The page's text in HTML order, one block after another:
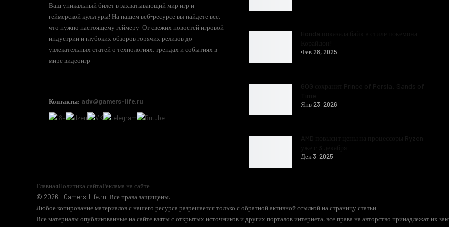
Ваш уникальный билет в захватывающий мир игр и
геймерской культуры! На нашем веб-ресурсе вы найдете все,
что нужно настоящему геймеру. От свежих новостей игровой
индустрии и глубоких обзоров горячих релизов до
увлекательных статей о технологиях, трендах и событиях в
мире видеоигр.
Контакты: adv@gamers-life.ru
Фев 28, 2025
Янв 23, 2026
Дек 3, 2025
ГлавнаяПолитика сайтаРеклама на сайте
© 2026 - Gamers-Life.ru. Все права защищены.
Любое копирование материалов с нашего ресурса разрешается только с обратной активной ссылкой на страницу статьи.
Все материалы опубликованные на сайте взяты с открытых источников и других порталов интернета, все права на авторство принадлежат их